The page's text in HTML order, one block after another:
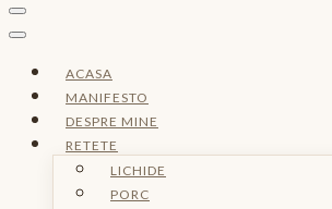
ACASA
MANIFESTO
DESPRE MINE
RETETE
LICHIDE
PORC